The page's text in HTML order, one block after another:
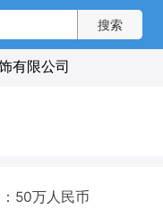
有限公司
50万人民币